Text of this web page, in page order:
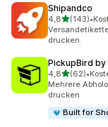
Shipandco
4,8von 5
(143)
143 •
drucken.
PickupBird
4,8von 5
(62)
62 •
Mehrere
drucken
Built for